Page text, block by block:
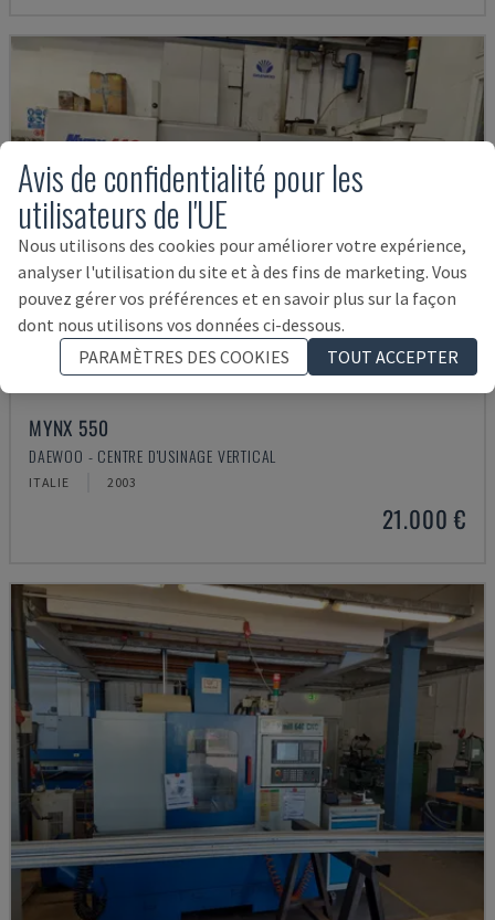
MYNX 550
DAEWOO - CENTRE D'USINAGE VERTICAL
ITALIE 2003
21.000 €
Avis de confidentialité pour les
utilisateurs de l'UE
Nous utilisons des cookies pour améliorer votre expérience,
analyser l'utilisation du site et à des fins de marketing. Vous
pouvez gérer vos préférences et en savoir plus sur la façon
dont nous utilisons vos données ci-dessous.
PARAMÈTRES DES COOKIES
TOUT ACCEPTER